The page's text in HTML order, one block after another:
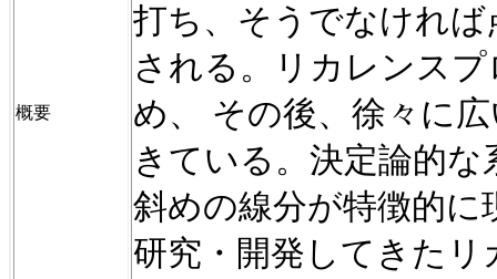
概要
打ち、 そうでなけれ
される。
リカレンス
め、
その後、徐々に
きている。 決定論的な
斜めの線分が特徴的に
研究・ 開発してきた